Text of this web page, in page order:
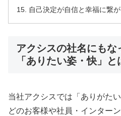
自己決定が自信と幸福に繋が
アクシスの社名にもな
「ありたい姿・快」と
当社アクシスでは「ありがた
どのお客様や社員・インター